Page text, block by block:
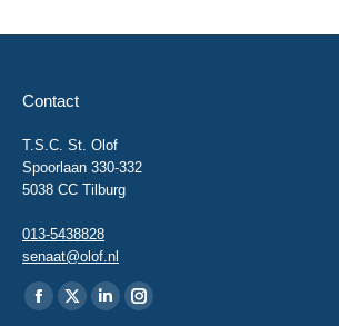
Contact
T.S.C. St. Olof
Spoorlaan 330-332
5038 CC Tilburg
013-5438828
senaat@olof.nl
Vind ons op:
Facebook
X
LinkedinInstagram